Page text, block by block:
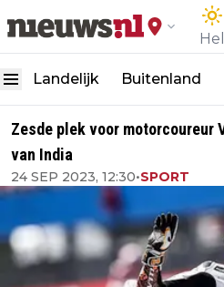
Landelijk Buitenland
Zesde plek voor motorcoureur
van India
24 SEP 2023, 12:30•SPORT